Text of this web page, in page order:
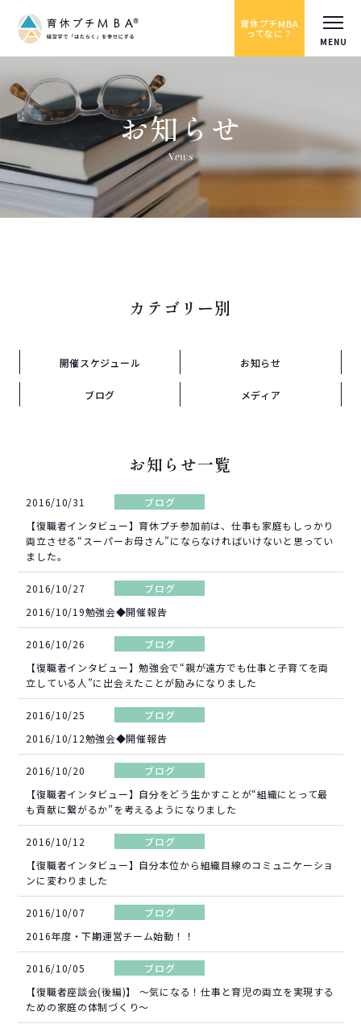
育休プチMBA
ってなに？
お知らせ
News
カテゴリー別
開催スケジュール お知らせ
ブログ メディア
お知らせ一覧
2016/10/31
ブログ
【復職者インタビュー】育休プチ参加前は、仕事も家庭もしっかり
両立させる“スーパーお母さん”にならなければいけないと思ってい
ました。
2016/10/27
ブログ
2016/10/19勉強会◆開催報告
2016/10/26
ブログ
【復職者インタビュー】勉強会で“親が遠方でも仕事と子育てを両
立している人”に出会えたことが励みになりました
2016/10/25
ブログ
2016/10/12勉強会◆開催報告
2016/10/20
ブログ
【復職者インタビュー】自分をどう生かすことが“組織にとって最
も貢献に繋がるか”を考えるようになりました
2016/10/12
ブログ
【復職者インタビュー】自分本位から組織目線のコミュニケーショ
ンに変わりました
2016/10/07
ブログ
2016年度・下期運営チーム始動！！
2016/10/05
ブログ
【復職者座談会(後編)】 ～気になる！仕事と育児の両立を実現する
ための家庭の体制づくり～